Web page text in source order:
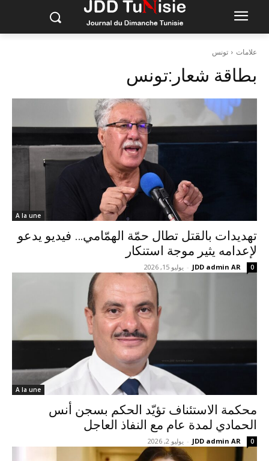
علامات تونس
بطاقة شعار:تونس
A la une
تهديدات بالقتل تطال حمّة الهمّامي… فيديو يدعو
لإعدامه يثير موجة استنكار
JDD admin AR
- يوليو 15, 2026 0
A la une
محكمة الاستئناف تؤيّد الحكم بسجن أنس
الحمادي لمدة عام مع النفاذ العاجل
JDD admin AR
- يوليو 2, 2026 0